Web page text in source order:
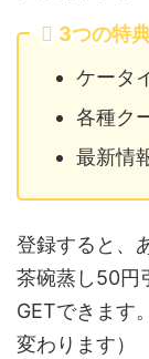
3つの特
ケータ
各種ク
最新情
登録すると、
茶碗蒸し50円
GETできます
変わります）